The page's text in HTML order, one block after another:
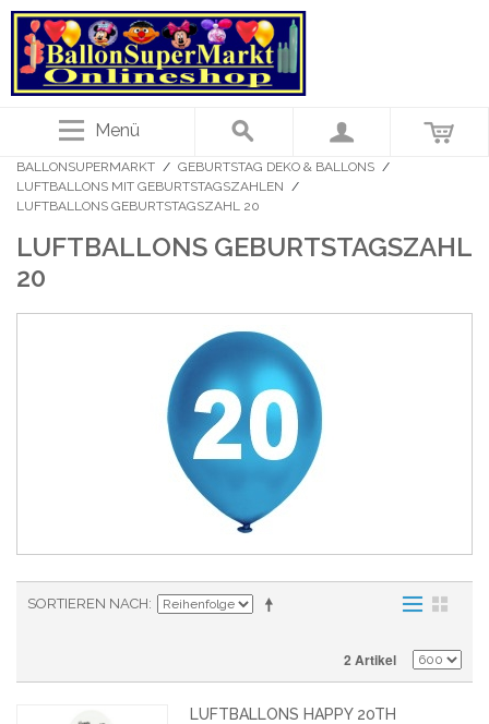
Menü
BALLONSUPERMARKT / GEBURTSTAG DEKO & BALLONS /
LUFTBALLONS MIT GEBURTSTAGSZAHLEN /
LUFTBALLONS GEBURTSTAGSZAHL 20
LUFTBALLONS GEBURTSTAGSZAHL
20
SORTIEREN NACH
2 Artikel
LUFTBALLONS HAPPY 20TH